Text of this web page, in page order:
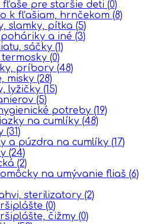
fľaše pre staršie deti (0)
k fľašiam, hrnčekom (8)
slamky, pítka (5)
a iné (3)
sáčky (1)
termosky (0)
príbory (48)
misky (28)
lyžičky (15)
(5)
potreby (19)
na cumlíky (48)
(31)
a púzdra na cumlíky (17)
(24)
(2)
na umývanie fliaš (6)
sterilizatory (2)
(0)
čižmy (0)